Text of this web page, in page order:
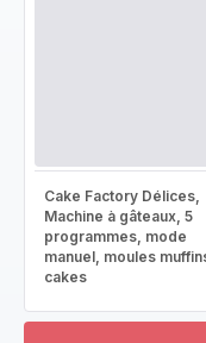
Cake Factory Délices,
Machine à gâteaux, 5
programmes, mode
manuel, moules
cakes